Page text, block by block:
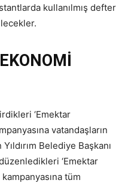
kullanılmış defter
‘Emektar
vatandaşların
Belediye Başkanı
düzenledikleri ‘Emektar
tüm